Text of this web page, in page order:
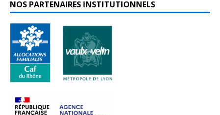
NOS PARTENAIRES INSTITUTIONNELS